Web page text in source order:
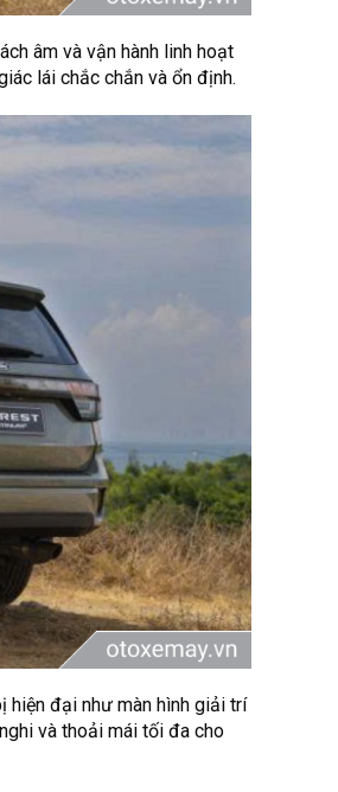
âm và vận hành linh hoạt
lái chắc chắn và ổn định.
hiện đại như màn hình giải trí
và thoải mái tối đa cho